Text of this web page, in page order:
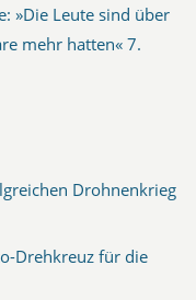
»Die Leute sind über
mehr hatten« 7.
Drohnenkrieg
Drehkreuz für die